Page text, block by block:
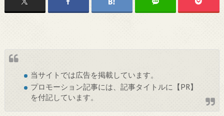
当サイトでは広告を掲載しています。
プロモーション記事には、記事タイトルに【PR】
を付記しています。